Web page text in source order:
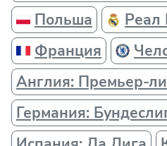
Польша
Реал
Франция
Англия: Премьер-
Германия: